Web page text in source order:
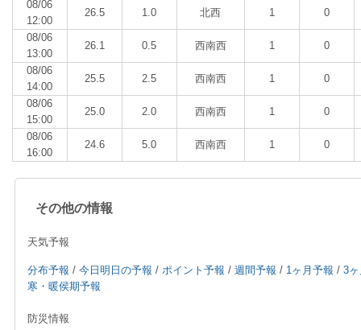
08/06
12:00
26.5 1.0 北西 1 0
08/06
13:00
26.1 0.5 西南西 1 0
08/06
14:00
25.5 2.5 西南西 1 0
08/06
15:00
25.0 2.0 西南西 1 0
08/06
16:00
24.6 5.0 西南西 1 0
その他の情報
天気予報
分布予報 / 今日明日の予報 / ポイント予報 / 週間予報 / 1ヶ月予報 / 3
寒・暖侯期予報
防災情報